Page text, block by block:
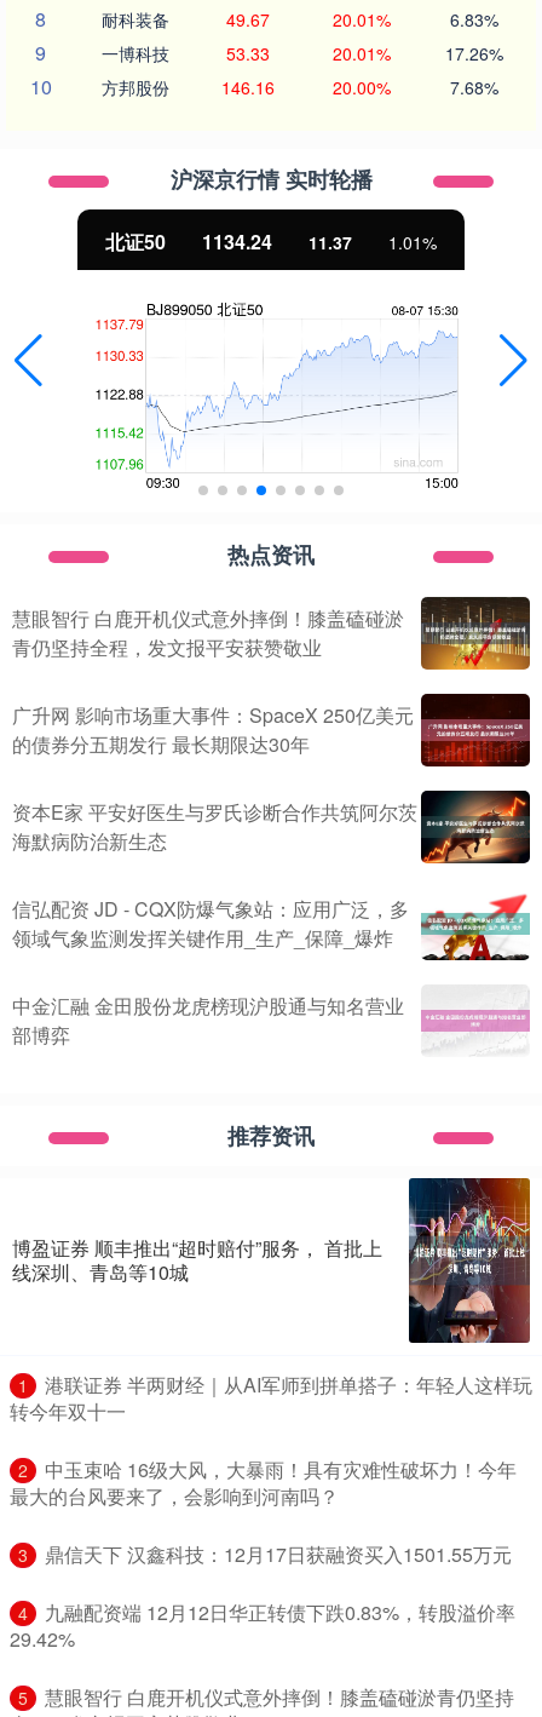
8 耐科装备 49.67 20.01% 6.83%
9 一博科技 53.33 20.01% 17.26%
10 方邦股份 146.16 20.00% 7.68%
沪深京行情 实时轮播
北证50 1134.24 11.37 1.01%
热点资讯
慧眼智行 白鹿开机仪式意外摔倒！膝盖磕碰淤
青仍坚持全程，发文报平安获赞敬业
广升网 影响市场重大事件：SpaceX 250亿美元
的债券分五期发行 最长期限达30年
资本E家 平安好医生与罗氏诊断合作共筑阿尔茨
海默病防治新生态
信弘配资 JD - CQX防爆气象站：应用广泛，多
领域气象监测发挥关键作用_生产_保障_爆炸
中金汇融 金田股份龙虎榜现沪股通与知名营业
部博弈
推荐资讯
博盈证券 顺丰推出“超时赔付”服务， 首批上
线深圳、青岛等10城
1
​港联证券 半两财经｜从AI军师到拼单搭子：年轻人这样玩
转今年双十一
2
​中玉束哈 16级大风，大暴雨！具有灾难性破坏力！今年
最大的台风要来了，会影响到河南吗？
3 ​鼎信天下 汉鑫科技：12月17日获融资买入1501.55万元
4
​九融配资端 12月12日华正转债下跌0.83%，转股溢价率
29.42%
5
​慧眼智行 白鹿开机仪式意外摔倒！膝盖磕碰淤青仍坚持